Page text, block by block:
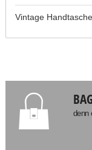
Vintage Handtasche
denn